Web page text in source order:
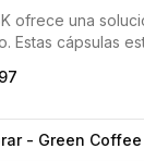
ofrece una
Estas cápsulas
en sí mismas y
- Green